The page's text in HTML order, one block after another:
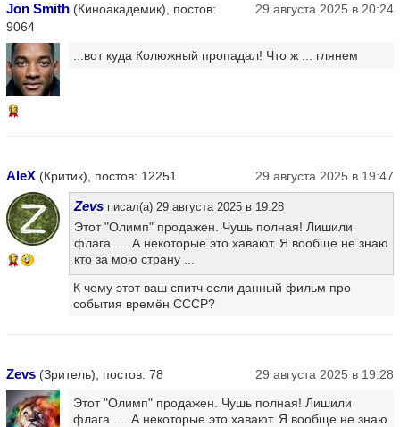
Jon Smith (Киноакадемик), постов:
9064
29 августа 2025 в 20:24
13
...вот куда Колюжный пропадал! Что ж ... глянем
AleX (Критик), постов: 12251 29 августа 2025 в 19:47
17
Zevs писал(а) 29 августа 2025 в 19:28
Этот "Олимп" продажен. Чушь полная! Лишили
флага .... А некоторые это хавают. Я вообще не знаю
кто за мою страну ...
К чему этот ваш спитч если данный фильм про
события времён СССР?
Zevs (Зритель), постов: 78 29 августа 2025 в 19:28
Этот "Олимп" продажен. Чушь полная! Лишили
флага .... А некоторые это хавают. Я вообще не знаю